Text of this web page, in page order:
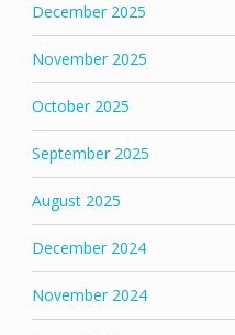
December 2025
November 2025
October 2025
September 2025
August 2025
December 2024
November 2024